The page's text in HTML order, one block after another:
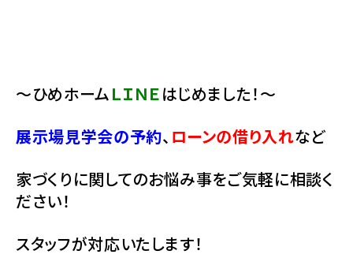
～ひめホームＬＩＮＥはじめました！～
展示場見学会の予約、 ローンの借り入れなど
家づくりに関してのお悩み事をご気軽に相談く
ださい！
スタッフが対応いたします！